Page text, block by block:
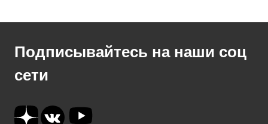
Подписывайтесь на наши соц
сети